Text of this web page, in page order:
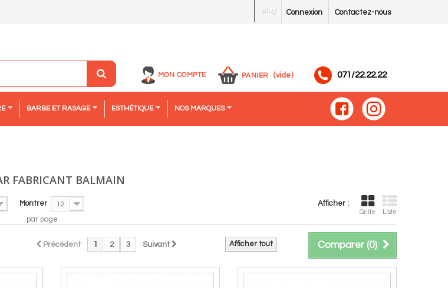
Contactez-nous
Connexion
Blog
MON COMPTE PANIER (vide) 071/22.22.22
BARBE ET RASAGE ESTHÉTIQUE NOS MARQUES
FABRICANT BALMAIN
Afficher :
Grille Liste
Montrer 12
par page
Comparer (0)
Afficher tout
Précédent 1 2 3 Suivant